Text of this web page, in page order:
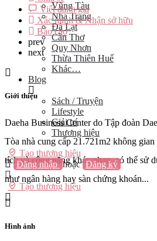
Vũng Tàu
Nha Trang
Đà Lạt
Cần Thơ
Quy Nhơn
Thừa Thiên Huế
Khác…
Blog
Sách / Truyện
Lifestyle
Giải trí
Thương hiệu
Tạo thương hiệu
Đăng nhập hoặc Đăng ký
Tạo thương hiệu
Viết đánh giá
Xác minh & Nhận sở hữu
Báo cáo
prev
next
Giới thiệu
Daeha Business Center do Tập đoàn
Tòa nhà cung cấp 21.721m2 không
tích và công năng khác nhau, có thể sử
như ngân hàng hay sàn chứng khoán...
Hình ảnh